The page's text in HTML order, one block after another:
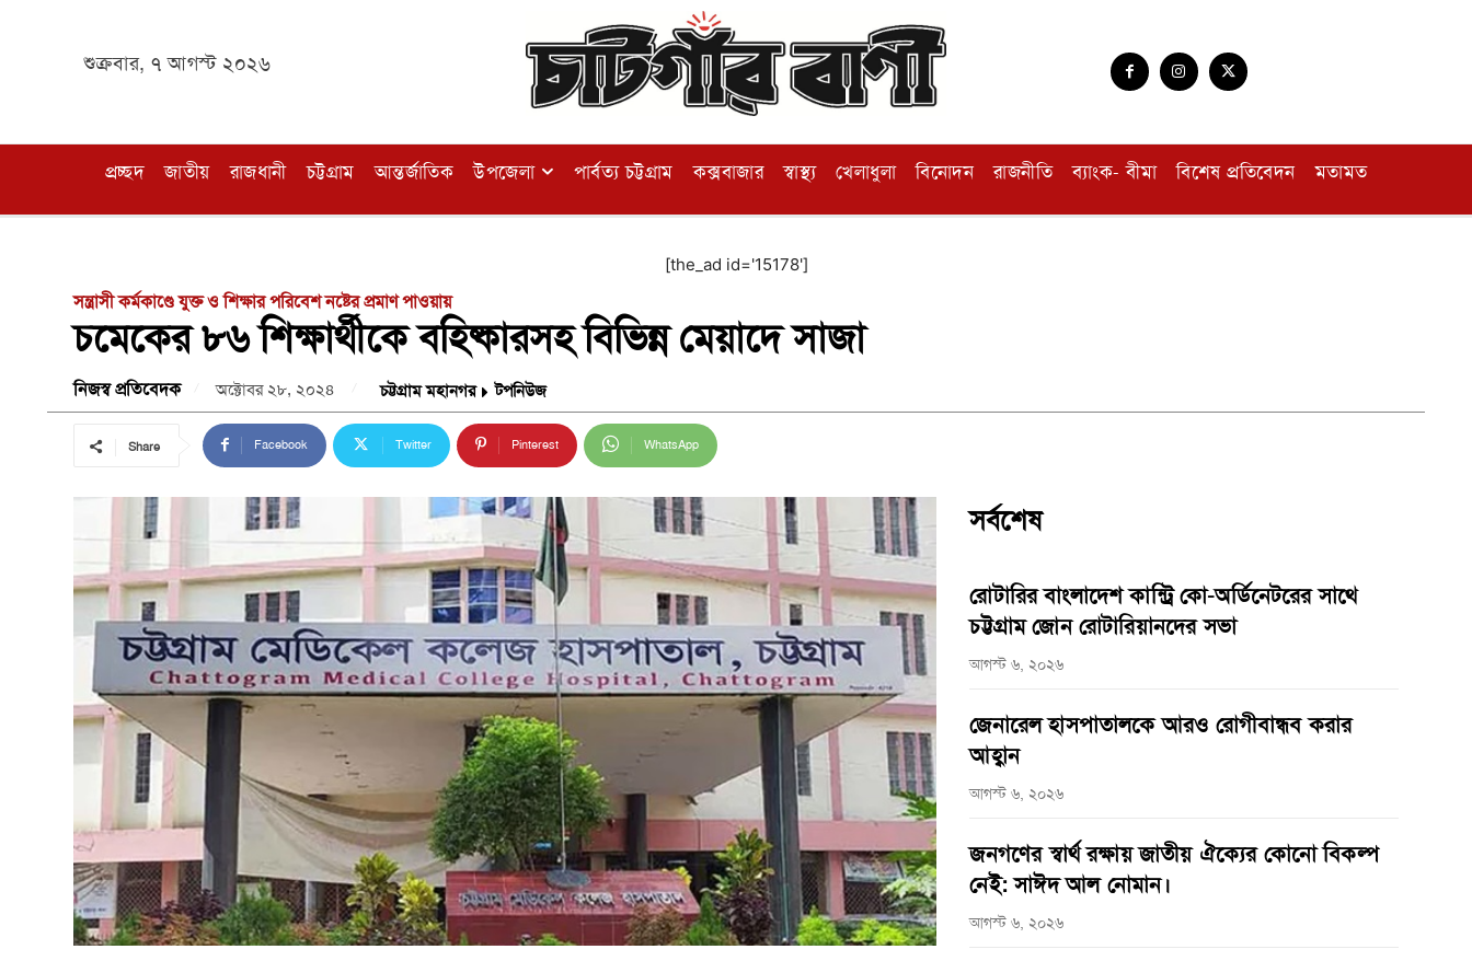
শুক্রবার, ৭ আগস্ট ২০২৬
প্রচ্ছদ জাতীয় রাজধানী চট্টগ্রাম আন্তর্জাতিক উপজেলা পার্বত্য চট্টগ্রাম কক্সবাজার স্বাস্থ্য খেলাধুলা বিনোদন রাজনীতি ব্যাংক- বীমা বিশেষ প্রতিবেদন মতামত
[the_ad id='15178']
সন্ত্রাসী কর্মকাণ্ডে যুক্ত ও শিক্ষার পরিবেশ নষ্টের প্রমাণ পাওয়ায়
চমেকের ৮৬ শিক্ষার্থীকে বহিষ্কারসহ বিভিন্ন মেয়াদে সাজা
নিজস্ব প্রতিবেদক অক্টোবর ২৮, ২০২৪ চট্টগ্রাম মহানগর টপনিউজ
Share Facebook Twitter Pinterest WhatsApp
সর্বশেষ
রোটারির বাংলাদেশ কান্ট্রি কো-অর্ডিনেটরের সাথে
চট্টগ্রাম জোন রোটারিয়ানদের সভা
আগস্ট ৬, ২০২৬
জেনারেল হাসপাতালকে আরও রোগীবান্ধব করার
আহ্বান
আগস্ট ৬, ২০২৬
জনগণের স্বার্থ রক্ষায় জাতীয় ঐক্যের কোনো বিকল্প
নেই: সাঈদ আল নোমান।
আগস্ট ৬, ২০২৬